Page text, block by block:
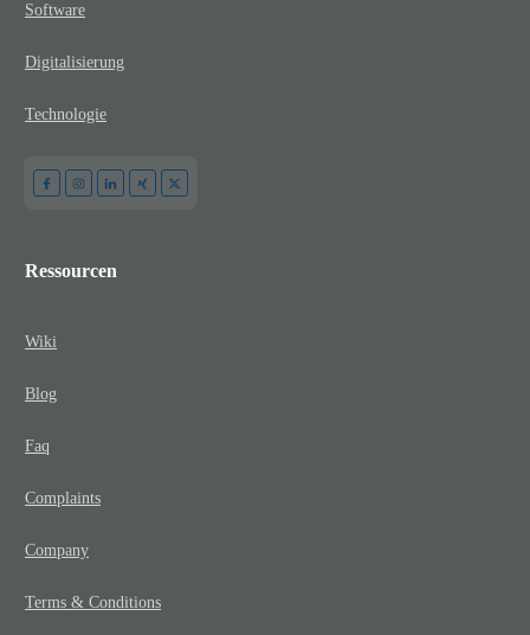
Software
Digitalisierung
Technologie
Ressourcen
Wiki
Blog
Faq
Complaints
Company
Terms & Conditions